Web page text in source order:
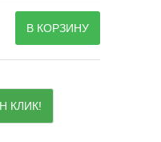
В КОРЗИНУ
КЛИК!